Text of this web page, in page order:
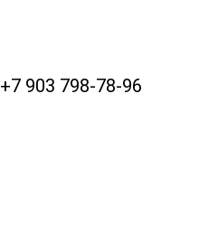
+7 903 798-78-96